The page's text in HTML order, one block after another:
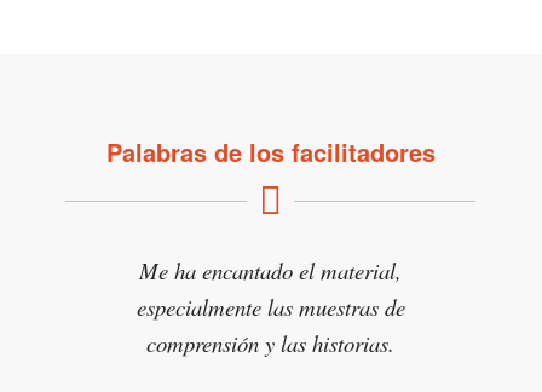
Palabras de los facilitadores
Me ha encantado el material,
especialmente las muestras de
comprensión y las historias.